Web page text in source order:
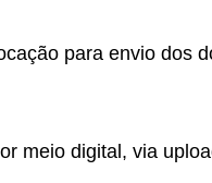
para envio dos
meio digital, via